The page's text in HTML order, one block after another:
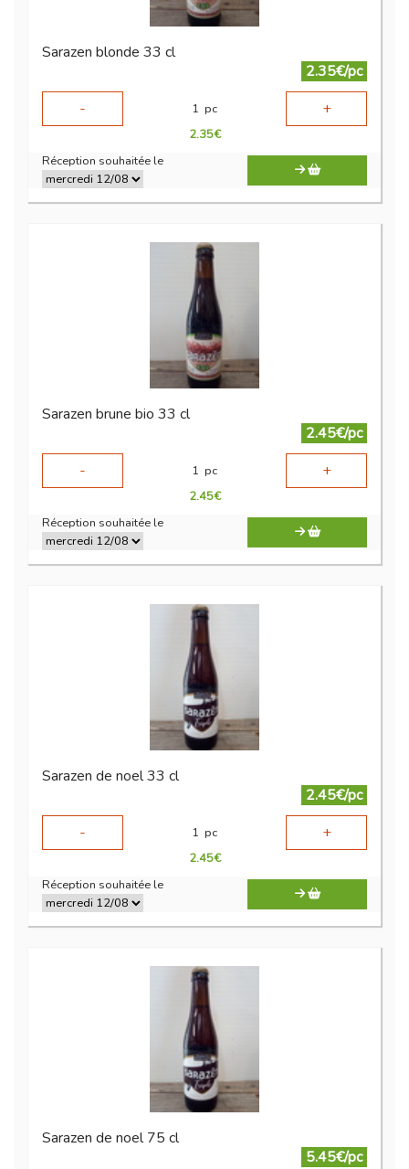
Sarazen blonde 33 cl
2.35€/pc
-
1 pc +
2.35€
Réception souhaitée le
Sarazen brune bio 33 cl
2.45€/pc
-
1 pc +
2.45€
Réception souhaitée le
Sarazen de noel 33 cl
2.45€/pc
-
1 pc +
2.45€
Réception souhaitée le
Sarazen de noel 75 cl
5.45€/pc